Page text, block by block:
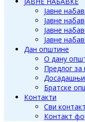
Јавне
Јавне
Јавне
Јавне
Дан општине
О дану
Предлог за
Братске
Контакти
Сви
Контакт